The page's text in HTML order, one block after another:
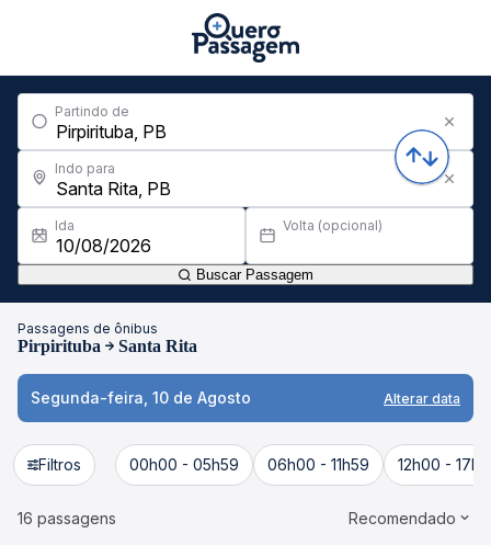
Partindo de
Indo para
Ida Volta (opcional)
Buscar Passagem
Passagens de ônibus
Pirpirituba Santa Rita
Segunda-feira, 10 de Agosto Alterar data
Filtros 00h00 - 05h59 06h00 - 11h59 12h00 -
16 passagens Recomendado